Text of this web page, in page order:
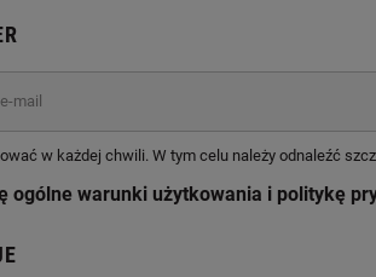
w każdej chwili. W tym celu należy odnaleźć
ogólne warunki użytkowania i politykę